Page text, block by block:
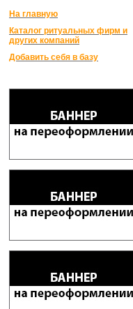
На главную
Каталог ритуальных фирм и
других компаний
Добавить себя в базу